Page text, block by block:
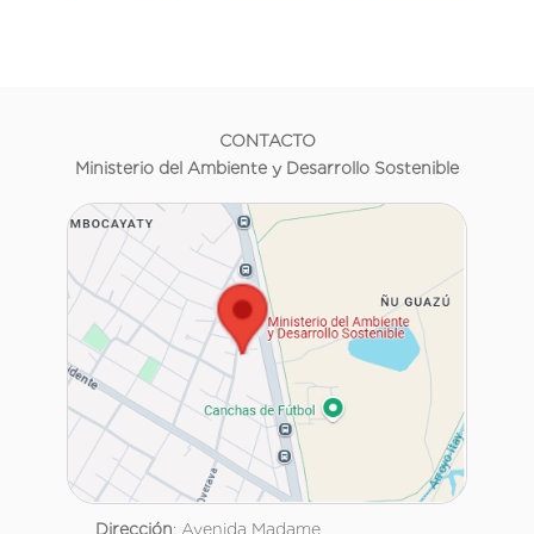
CONTACTO
Ministerio del Ambiente y Desarrollo Sostenible
Dirección: Avenida Madame